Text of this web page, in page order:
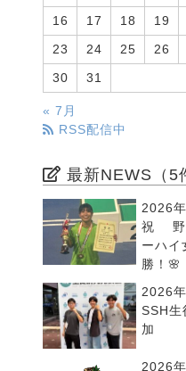
16 17 18 19
23 24 25 26
30 31
« 7月
RSS配信中
最新NEWS（5
2026
祝 野
ーハ
勝！🌸
2026
SSH生
加
2026